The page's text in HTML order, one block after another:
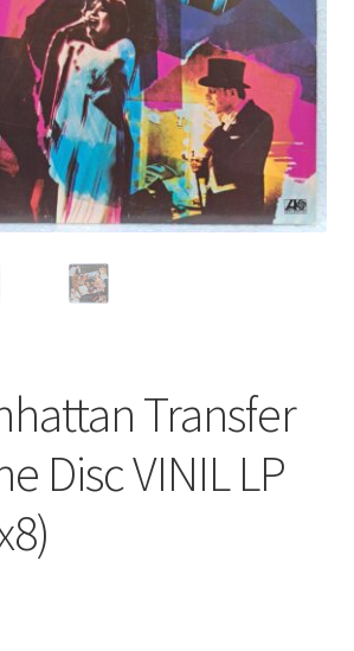
Transfer
Disc VINIL LP